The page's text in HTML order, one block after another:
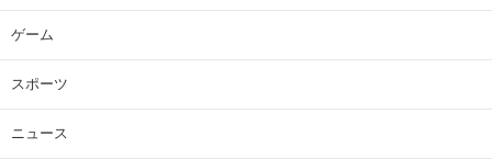
ゲーム
スポーツ
ニュース